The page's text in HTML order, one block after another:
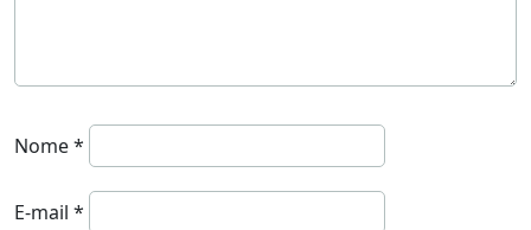
Nome*
E-mail *